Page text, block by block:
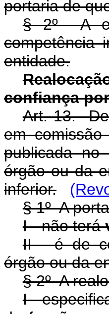
portaria de
§ 2º A
competência
entidade.
confiança
Art. 13.
em
publicada
órgão ou da
inferior.
§ 1º A
I - não terá
II - é de
órgão ou da
§ 2º A
I -